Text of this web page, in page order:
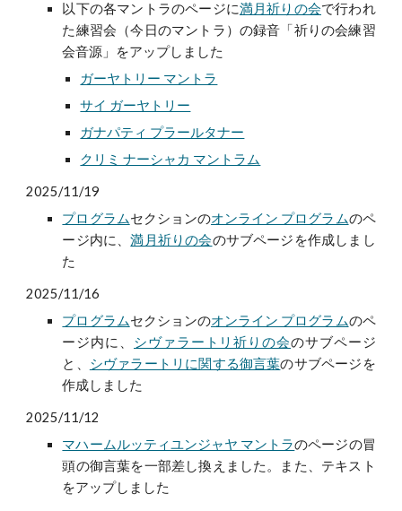
以下の各マントラのページに満月祈りの会で行われ
た練習会（今日のマントラ）の録音「祈りの会練習
会音源」をアップしました
ガーヤトリー マントラ
サイ ガーヤトリー
ガナパティ プラールタナー
クリミ ナーシャカ マントラム
2025/11/19
プログラムセクションのオンライン プログラムのペ
ージ内に、満月祈りの会のサブページを作成しまし
た
2025/11/16
プログラムセクションのオンライン プログラムのペ
ージ内に、 シヴァラートリ祈りの会のサブページ
と、 シヴァラートリに関する御言葉のサブページを
作成しました
2025/11/12
マハームルッティユンジャヤ マントラのページの冒
頭の御言葉を一部差し換えました。また、 テキスト
をアップしました